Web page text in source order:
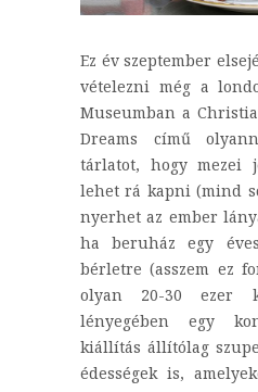
Ez év szeptember
vételezni még a
Museumban a
Dreams című
tárlatot, hogy mezei
lehet rá kapni (mind
nyerhet az ember
ha beruház egy
bérletre (asszem ez
olyan 20-30 ezer
lényegében egy
kiállítás állítólag
édességek is,